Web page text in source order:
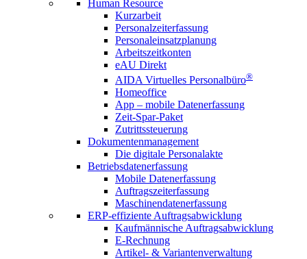
Human Resource
Kurzarbeit
Personalzeiterfassung
Personaleinsatzplanung
Arbeitszeitkonten
eAU Direkt
AIDA Virtuelles Personalbüro®
Homeoffice
App – mobile Datenerfassung
Zeit-Spar-Paket
Zutrittssteuerung
Dokumentenmanagement
Die digitale Personalakte
Betriebsdatenerfassung
Mobile Datenerfassung
Auftragszeiterfassung
Maschinendatenerfassung
ERP-effiziente Auftragsabwicklung
Kaufmännische Auftragsabwicklung
E-Rechnung
Artikel- & Variantenverwaltung